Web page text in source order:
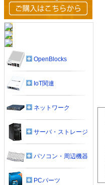
OpenBlocks
IoT関連
ネットワーク
サーバ・ストレージ
パソコン・周辺機器
PCパーツ